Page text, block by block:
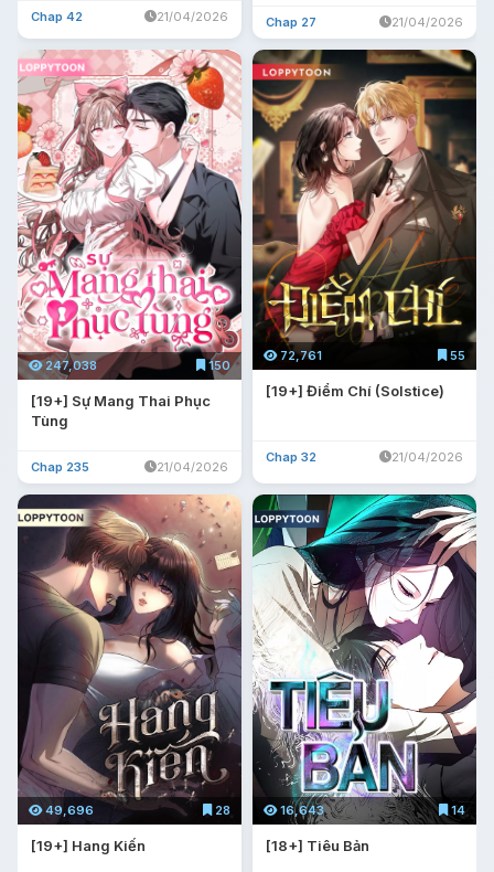
Chap 42 21/04/2026 Chap 27 21/04/2026
247,038 150
[19+] Sự Mang Thai Phục
Tùng
Chap 235 21/04/2026
72,761 55
[19+] Điểm Chí (Solstice)
Chap 32 21/04/2026
49,696 28
[19+] Hang Kiến
16,643 14
[18+] Tiêu Bản